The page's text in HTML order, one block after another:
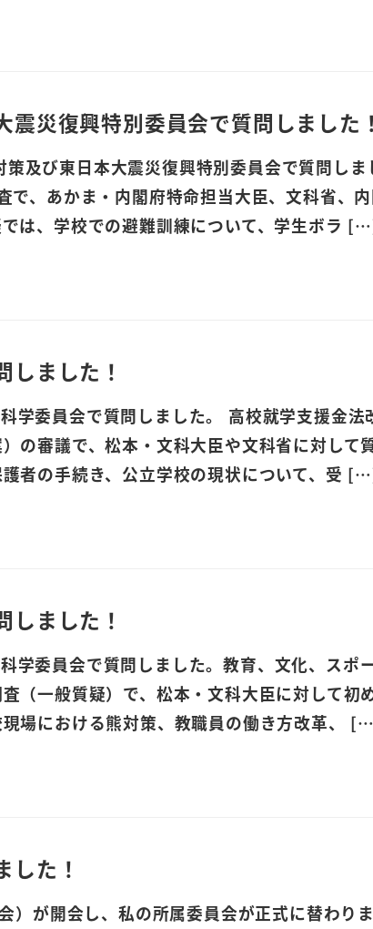
震災復興特別委員会で質問しました！
及び東日本大震災復興特別委員会で質問しま
で、あかま・内閣府特命担当大臣、文科省、
は、学校での避難訓練について、学生ボラ
しました！
学委員会で質問しました。 高校就学支援金法
の審議で、松本・文科大臣や文科省に対して
者の手続き、公立学校の現状について、受
しました！
学委員会で質問しました。教育、文化、スポ
（一般質疑）で、松本・文科大臣に対して初
場における熊対策、教職員の働き方改革、
した！
）が開会し、私の所属委員会が正式に替わりま